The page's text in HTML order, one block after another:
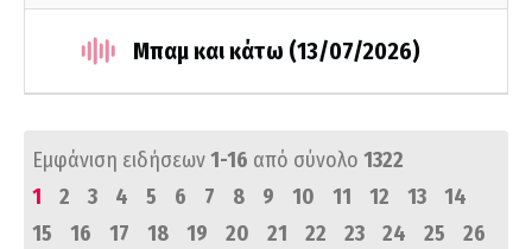
Μπαμ και κάτω (13/07/2026)
Εμφάνιση ειδήσεων1-16 από σύνολο 1322
1
2 3 4 5 6 7 8 9 10 11 12 13
14
15
16 17 18 19 20 21 22 23 24 25
26